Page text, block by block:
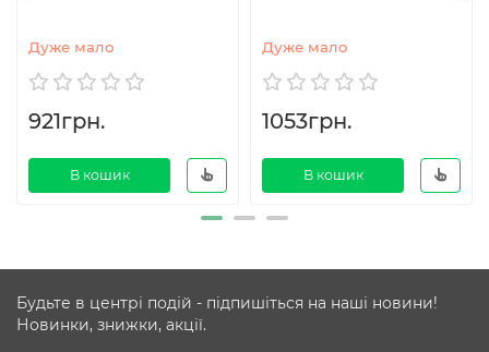
Дуже мало
921грн.
В кошик
Дуже мало
1053грн.
В кошик
Будьте в центрі подій - підпишіться на наші новини!
Новинки, знижки, акції.